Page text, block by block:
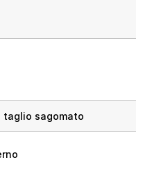
taglio sagomato